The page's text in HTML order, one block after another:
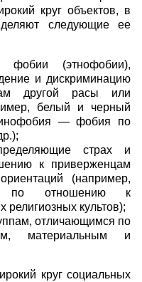
круг объектов, в
следующие ее
фобии (этнофобии),
и дискриминацию
другой расы или
белый и черный
— фобия по
страх и
к приверженцам
(например,
по отношению к
религиозных культов);
отличающимся по
материальным и
круг социальных